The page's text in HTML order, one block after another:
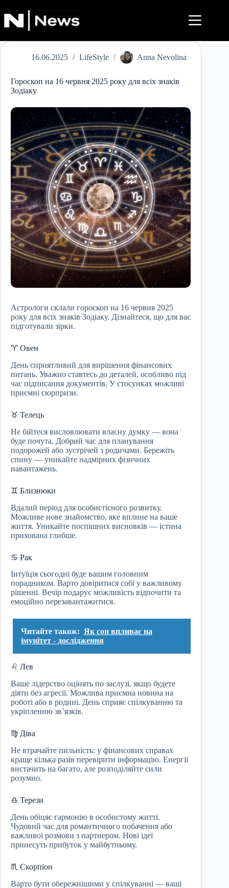
до
вмісту
16.06.2025 LifeStyle Anna Nevolina
Гороскоп на 16 червня 2025 року для всіх знаків
Зодіаку
Астрологи склали гороскоп на 16 червня 2025
року для всіх знаків Зодіаку. Дізнайтеся, що для вас
підготували зірки.
♈ Овен
День сприятливий для вирішення фінансових
питань. Уважно ставтесь до деталей, особливо під
час підписання документів. У стосунках можливі
приємні сюрпризи.
♉ Телець
Не бійтеся висловлювати власну думку — вона
буде почута. Добрий час для планування
подорожей або зустрічей з родичами. Бережіть
спину — уникайте надмірних фізичних
навантажень.
♊ Близнюки
Вдалий період для особистісного розвитку.
Можливе нове знайомство, яке вплине на ваше
життя. Уникайте поспішних висновків — істина
прихована глибше.
♋ Рак
Інтуїція сьогодні буде вашим головним
порадником. Варто довіритися собі у важливому
рішенні. Вечір подарує можливість відпочити та
емоційно перезавантажитися.
Читайте також: Як сон впливає на
імунітет - дослідження
♌ Лев
Ваше лідерство оцінять по заслузі, якщо будете
діяти без агресії. Можлива приємна новина на
роботі або в родині. День сприяє спілкуванню та
укріпленню зв’язків.
♍ Діва
Не втрачайте пильність: у фінансових справах
краще кілька разів перевірити інформацію. Енергії
вистачить на багато, але розподіляйте сили
розумно.
♎ Терези
День обіцяє гармонію в особистому житті.
Чудовий час для романтичного побачення або
важливої розмови з партнером. Нові ідеї
принесуть прибуток у майбутньому.
♏ Скорпіон
Варто бути обережнішими у спілкуванні — ваші